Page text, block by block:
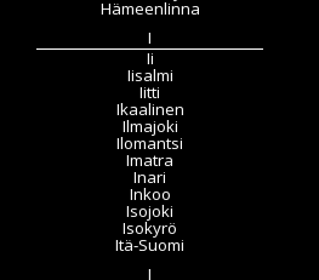
Hämeenlinna
I
Ii
Iisalmi
Iitti
Ikaalinen
Ilmajoki
Ilomantsi
Imatra
Inari
Inkoo
Isojoki
Isokyrö
Itä-Suomi
J